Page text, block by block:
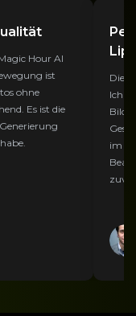
Hour AI
ist
ohne
Es ist die
Die
Ich
im